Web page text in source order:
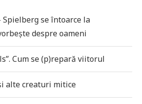
Spielberg se întoarce la
despre oameni
Cum se (p)repară viitorul
alte creaturi mitice